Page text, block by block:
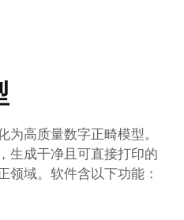
为高质量数字正畸模型。
生成干净且可直接打印的
领域。软件含以下功能：